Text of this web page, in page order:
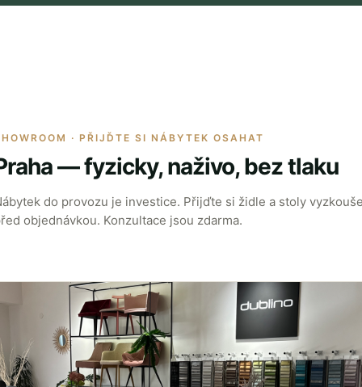
· PŘIJĎTE SI NÁBYTEK OSAHAT
— fyzicky, naživo, bez tlaku
do provozu je investice. Přijďte si židle a stoly
objednávkou. Konzultace jsou zdarma.